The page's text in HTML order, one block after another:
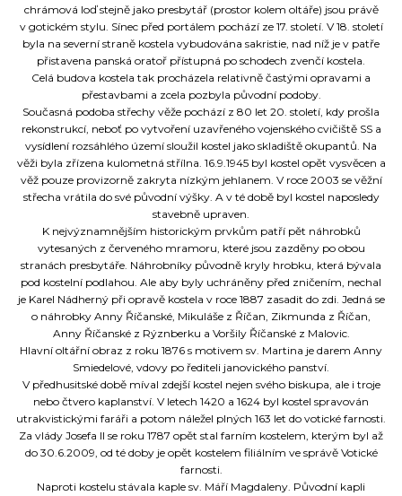
chrámová loď stejně jako presbytář (prostor kolem oltáře) jsou právě
v gotickém stylu. Sínec před portálem pochází ze 17. století. V 18. století
byla na severní straně kostela vybudována sakristie, nad níž je v patře
přistavena panská oratoř přístupná po schodech zvenčí kostela.
Celá budova kostela tak procházela relativně častými opravami a
přestavbami a zcela pozbyla původní podoby.
Současná podoba střechy věže pochází z 80 let 20. století, kdy prošla
rekonstrukcí, neboť po vytvoření uzavřeného vojenského cvičiště SS a
vysídlení rozsáhlého území sloužil kostel jako skladiště okupantů. Na
věži byla zřízena kulometná střílna. 16.9.1945 byl kostel opět vysvěcen a
věž pouze provizorně zakryta nízkým jehlanem. V roce 2003 se věžní
střecha vrátila do své původní výšky. A v té době byl kostel naposledy
stavebně upraven.
K nejvýznamnějším historickým prvkům patří pět náhrobků
vytesaných z červeného mramoru, které jsou zazděny po obou
stranách presbytáře. Náhrobníky původně kryly hrobku, která bývala
pod kostelní podlahou. Ale aby byly uchráněny před zničením, nechal
je Karel Nádherný při opravě kostela v roce 1887 zasadit do zdi. Jedná se
o náhrobky Anny Říčanské, Mikuláše z Říčan, Zikmunda z Říčan,
Anny Říčanské z Rýznberku a Voršily Říčanské z Malovic.
Hlavní oltářní obraz z roku 1876 s motivem sv. Martina je darem Anny
Smiedelové, vdovy po řediteli janovického panství.
V předhusitské době míval zdejší kostel nejen svého biskupa, ale i troje
nebo čtvero kaplanství. V letech 1420 a 1624 byl kostel spravován
utrakvistickými faráři a potom náležel plných 163 let do votické farnosti.
Za vlády Josefa II se roku 1787 opět stal farním kostelem, kterým byl až
do 30.6.2009, od té doby je opět kostelem filiálním ve správě Votické
farnosti.
Naproti kostelu stávala kaple sv. Máří Magdaleny. Původní kapli